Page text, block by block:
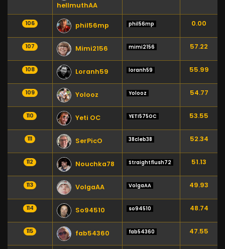
hellmuthAA
106 phil56mp phil56mp 0.00
107 Mimi2156 mimi2156 57.22
108 Loranh59 loranh59 55.99
109 Yolooz Yolooz 54.77
110 Yeti OC YETI575OC 53.55
111 SerPicO 38cleb38 52.34
112 Nouchka78 Straightflush72 51.13
113 VolgaAA VolgaAA 49.93
114 So94510 so94510 48.74
115 fab54360 fab54360 47.55